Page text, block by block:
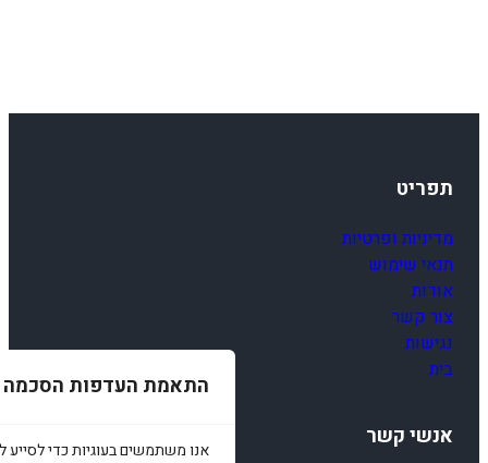
התאמת העדפות הסכמה
אנו משתמשים בעוגיות כדי לסייע
תפריט
מדיניות ופרטיות
תנאי שימוש
אודות
צור קשר
נגישות
בית
אנשי קשר